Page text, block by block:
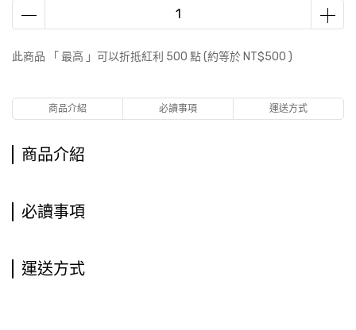
此商品 「 最高 」可以折抵紅利 500 點 (約等於 NT$500 )
商品介紹 必讀事項 運送方式
商品介紹
必讀事項
運送方式